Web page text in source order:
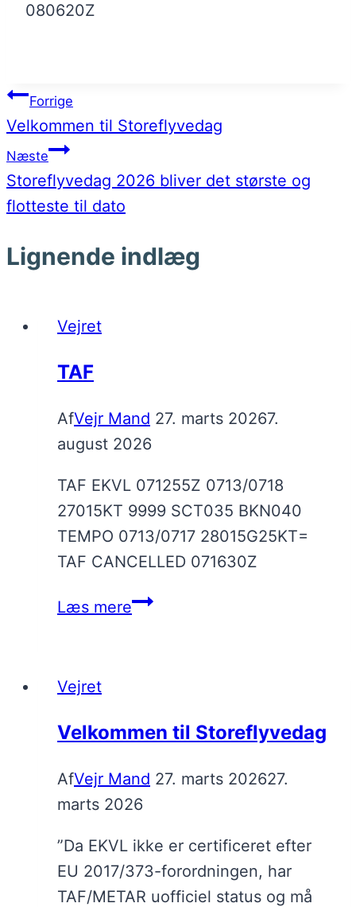
080620Z
Indlægsnavigation
Forrige
Velkommen til Storeflyvedag
Næste
Storeflyvedag 2026 bliver det største og
flotteste til dato
Lignende indlæg
Vejret
TAF
AfVejr Mand 27. marts 20267.
august 2026
TAF EKVL 071255Z 0713/0718
27015KT 9999 SCT035 BKN040
TEMPO 0713/0717 28015G25KT=
TAF CANCELLED 071630Z
Læs mereTAF
Vejret
Velkommen til Storeflyvedag
AfVejr Mand 27. marts 202627.
marts 2026
”Da EKVL ikke er certificeret efter
EU 2017/373-forordningen, har
TAF/METAR uofficiel status og må